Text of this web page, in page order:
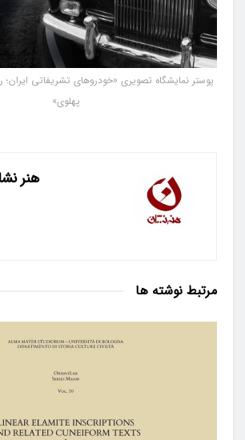
پوستر نمایشگاه تصویری «خودروهای تشریفاتی ایران؛
پهلوی»
هنر
مرتبط نوشته ها